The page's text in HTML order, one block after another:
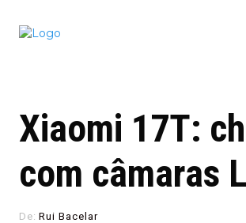
Xiaomi 17T:
com câmaras
De: Rui Bacelar